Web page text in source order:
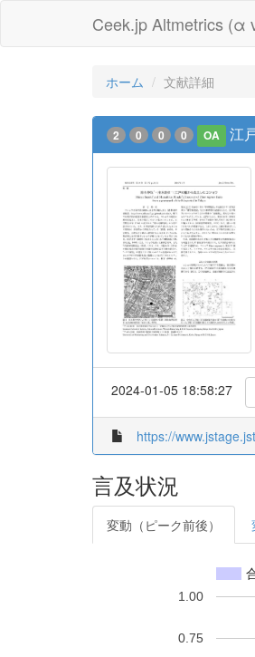
Ceek.jp Altmetrics (α
ホーム 文献詳細
2 0 0 0 OA 江
2024-01-05 18:58:27
https://
言及状況
変動（ピーク前後）
0.75
1.00